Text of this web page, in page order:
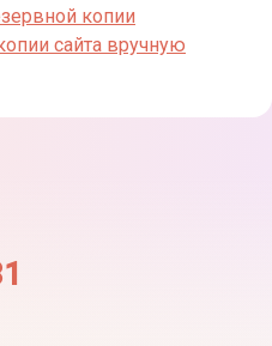
копии
сайта вручную